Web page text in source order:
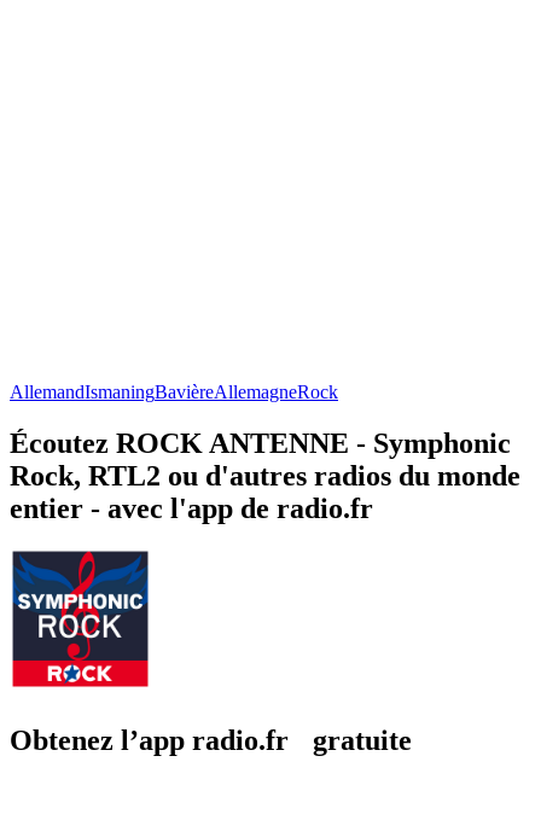
AllemandIsmaningBavièreAllemagneRock
Écoutez ROCK ANTENNE - Symphonic
Rock, RTL2 ou d'autres radios du monde
entier - avec l'app de radio.fr
Obtenez l’app radio.fr gratuite